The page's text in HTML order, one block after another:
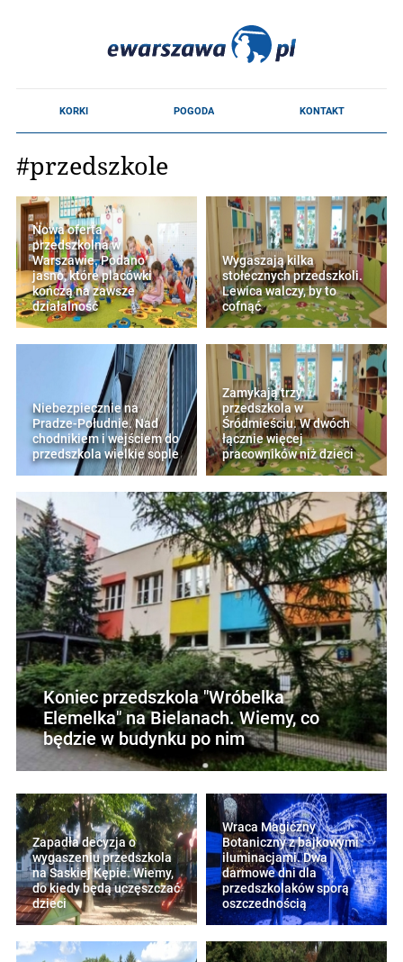
#przedszkole
Nowa oferta
przedszkolna w
Warszawie. Podano
jasno, które placówki
kończą na zawsze
działalność
Wygaszają kilka
stołecznych przedszkoli.
Lewica walczy, by to
cofnąć
Niebezpiecznie na
Pradze-Południe. Nad
chodnikiem i wejściem do
przedszkola wielkie sople
Zamykają trzy
przedszkola w
Śródmieściu. W dwóch
łącznie więcej
pracowników niż dzieci
Koniec przedszkola "Wróbelka
Elemelka" na Bielanach. Wiemy, co
będzie w budynku po nim
Zapadła decyzja o
wygaszeniu przedszkola
na Saskiej Kępie. Wiemy,
do kiedy będą uczęszczać
dzieci
Wraca Magiczny
Botaniczny z bajkowymi
iluminacjami. Dwa
darmowe dni dla
przedszkolaków sporą
oszczednością